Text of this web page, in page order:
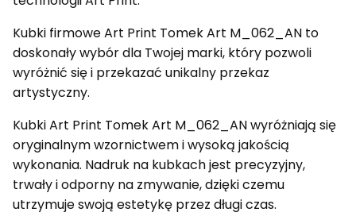
Kubki firmowe Art Print Tomek Art M_062_AN to
doskonały wybór dla Twojej marki, który pozwoli
wyróżnić się i przekazać unikalny przekaz
artystyczny.
Kubki Art Print Tomek Art M_062_AN wyróżniają się
oryginalnym wzornictwem i wysoką jakością
wykonania. Nadruk na kubkach jest precyzyjny,
trwały i odporny na zmywanie, dzięki czemu
utrzymuje swoją estetykę przez długi czas.